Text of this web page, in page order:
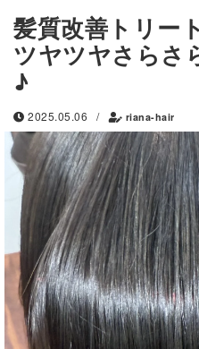
髪質改善トリー
ツヤツヤさらさ
♪
2025.05.06 / riana-hair